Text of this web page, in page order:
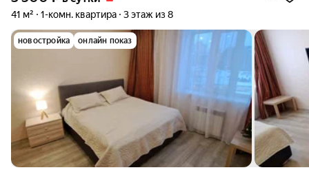
41 м² 1-комн. квартира 3 этаж из 8
новостройка онлайн показ